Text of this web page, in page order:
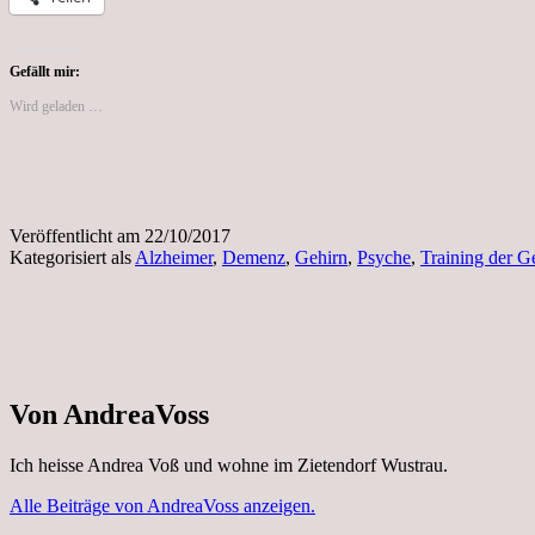
Gefällt mir:
Wird geladen …
Veröffentlicht am 22/10/2017
Kategorisiert als Alzheimer, Demenz, Gehirn, Psyche, Training der
Von AndreaVoss
Ich heisse Andrea Voß und wohne im Zietendorf Wustrau.
Alle Beiträge von AndreaVoss anzeigen.